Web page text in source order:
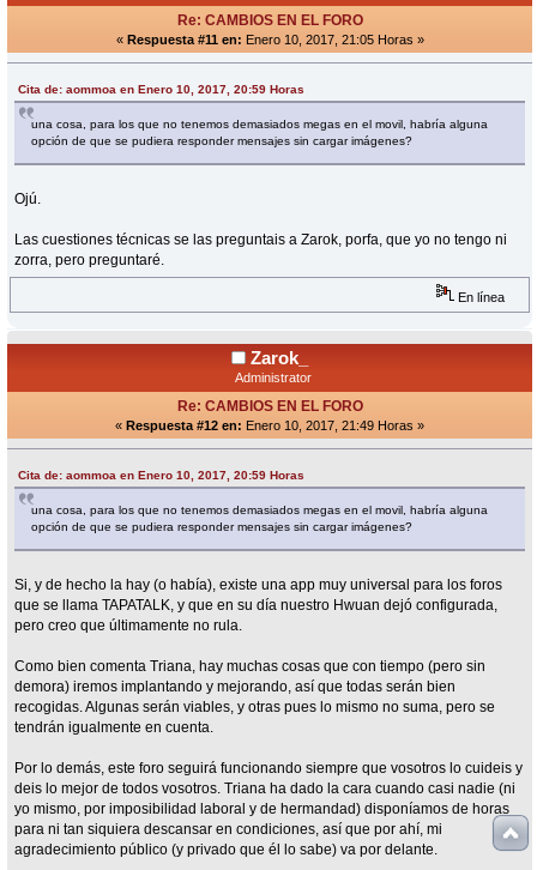
Re: CAMBIOS EN EL FORO
« Respuesta #11 en: Enero 10, 2017, 21:05 Horas »
Cita de: aommoa en Enero 10, 2017, 20:59 Horas
una cosa, para los que no tenemos demasiados megas en el movil, habría alguna
opción de que se pudiera responder mensajes sin cargar imágenes?
Ojú.
Las cuestiones técnicas se las preguntais a Zarok, porfa, que yo no tengo ni
zorra, pero preguntaré.
En línea
Zarok_
Administrator
Re: CAMBIOS EN EL FORO
« Respuesta #12 en: Enero 10, 2017, 21:49 Horas »
Cita de: aommoa en Enero 10, 2017, 20:59 Horas
una cosa, para los que no tenemos demasiados megas en el movil, habría alguna
opción de que se pudiera responder mensajes sin cargar imágenes?
Si, y de hecho la hay (o había), existe una app muy universal para los foros
que se llama TAPATALK, y que en su día nuestro Hwuan dejó configurada,
pero creo que últimamente no rula.
Como bien comenta Triana, hay muchas cosas que con tiempo (pero sin
demora) iremos implantando y mejorando, así que todas serán bien
recogidas. Algunas serán viables, y otras pues lo mismo no suma, pero se
tendrán igualmente en cuenta.
Por lo demás, este foro seguirá funcionando siempre que vosotros lo cuideis y
deis lo mejor de todos vosotros. Triana ha dado la cara cuando casi nadie (ni
yo mismo, por imposibilidad laboral y de hermandad) disponíamos de horas
para ni tan siquiera descansar en condiciones, así que por ahí, mi
agradecimiento público (y privado que él lo sabe) va por delante.